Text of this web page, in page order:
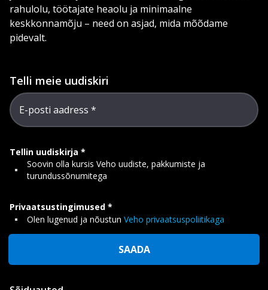
rahulolu, töötajate heaolu ja minimaalne
keskkonnamõju – need on asjad, mida mõõdame
pidevalt.
Telli meie uudiskiri
E-posti aadress
Tellin uudiskirja
Soovin olla kursis Veho uudiste, pakkumiste ja
turundussõnumitega
Privaatsustingimused
Olen lugenud ja nõustun Veho privaatsuspoliitikaga
SAADA